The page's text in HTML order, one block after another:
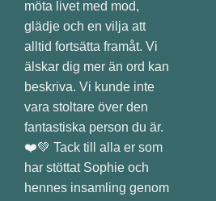
möta livet med mod,
glädje och en vilja att
alltid fortsätta framåt. Vi
älskar dig mer än ord kan
beskriva. Vi kunde inte
vara stoltare över den
fantastiska person du är.
❤️💚 Tack till alla er som
har stöttat Sophie och
hennes insamling genom